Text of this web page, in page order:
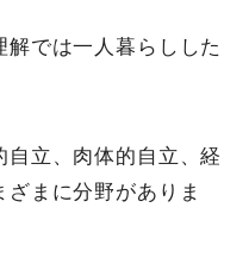
では一人暮らしした
自立、肉体的自立、経
まに分野がありま